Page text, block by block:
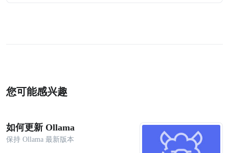
您可能感兴趣
如何更新 Ollama
保持 Ollama 最新版本